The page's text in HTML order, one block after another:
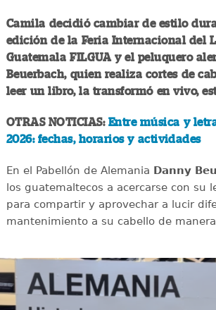
Camila decidió cambiar de estilo
edición de la Feria Internacional del
Guatemala FILGUA y el peluquero
Beuerbach, quien realiza cortes de
leer un libro, la transformó en vivo,
OTRAS NOTICIAS: Entre música y
2026: fechas, horarios y actividades
En el Pabellón de Alemania Danny
los guatemaltecos a acercarse con su
para compartir y aprovechar a lucir
mantenimiento a su cabello de